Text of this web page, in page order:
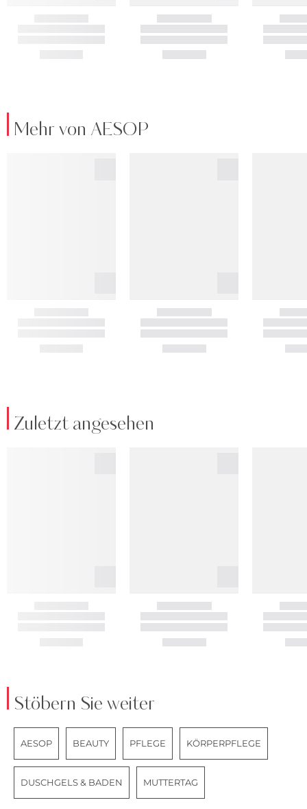
Mehr von AESOP
Zuletzt angesehen
Stöbern Sie weiter
AESOP BEAUTY PFLEGE KÖRPERPFLEGE
DUSCHGELS & BADEN MUTTERTAG